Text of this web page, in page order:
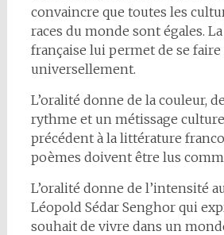
convaincre que toutes les
races du monde sont égales.
française lui permet de se
universellement.
L’oralité donne de la couleur,
rythme et un métissage
précédent à la littérature
poèmes doivent être lus
L’oralité donne de l’intensité
Léopold Sédar Senghor qui
souhait de vivre dans un